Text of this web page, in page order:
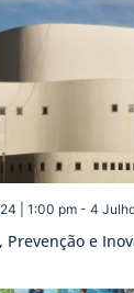
Prevenção e
| 1:00 pm- 4